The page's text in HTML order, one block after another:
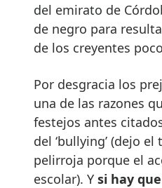
del emirato de
de negro para
de los creyentes
Por desgracia los
una de las razones
festejos antes
del ‘bullying’ (dejo
pelirroja porque el
escolar). Y si hay